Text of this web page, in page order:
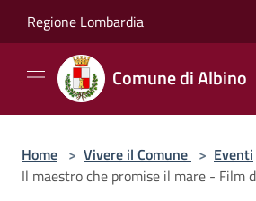
Regione Lombardia
Comune di Albino
Home > Vivere il Comune > Eventi
Il maestro che promise il mare - Film